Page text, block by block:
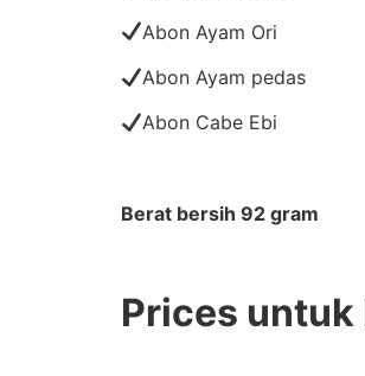
Abon Ayam Ori
Abon Ayam pedas
Abon Cabe Ebi
Berat bersih 92 gram
Prices untuk